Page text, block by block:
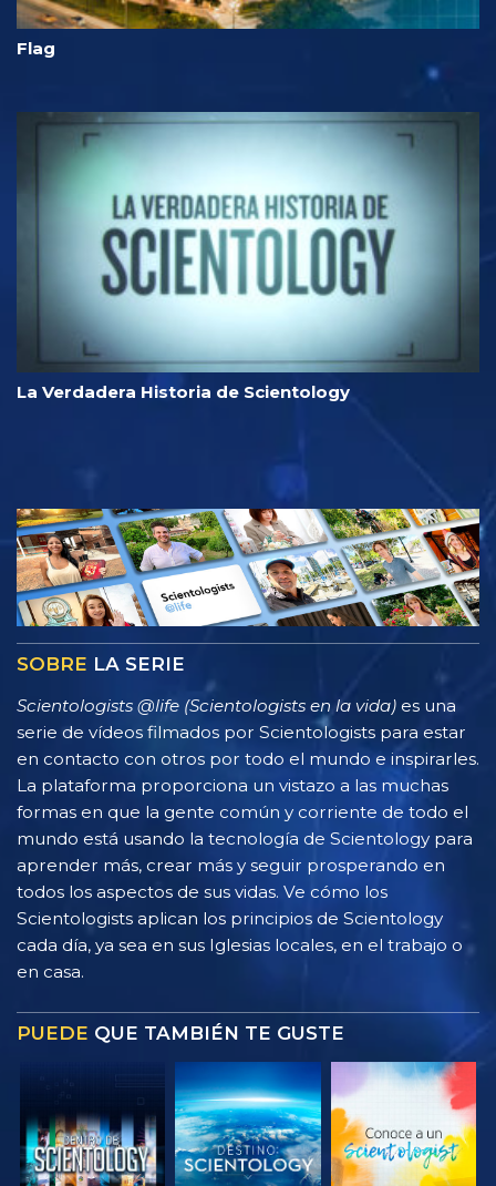
Flag
La Verdadera Historia de Scientology
SOBRE LA SERIE
Scientologists @life (Scientologists en la vida) es una
serie de vídeos filmados por Scientologists para estar
en contacto con otros por todo el mundo e inspirarles.
La plataforma proporciona un vistazo a las muchas
formas en que la gente común y corriente de todo el
mundo está usando la tecnología de Scientology para
aprender más, crear más y seguir prosperando en
todos los aspectos de sus vidas. Ve cómo los
Scientologists aplican los principios de Scientology
cada día, ya sea en sus Iglesias locales, en el trabajo o
en casa.
PUEDE QUE TAMBIÉN TE GUSTE